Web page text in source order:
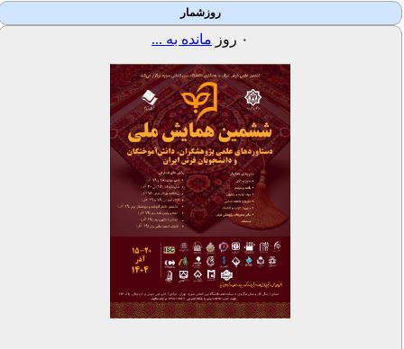
روزشمار
روزمانده به ...